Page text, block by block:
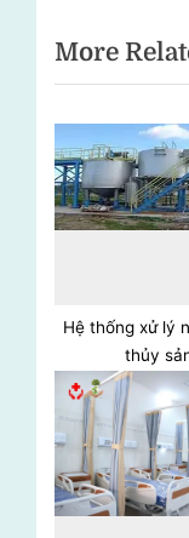
bài
v
i
o
u
s
P
t
More
Hệ thống xử lý
thủy